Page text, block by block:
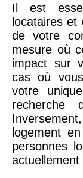
Il est
locataires et
de votre
mesure où
impact sur
cas où
votre
recherche
logement
personnes
actuellement